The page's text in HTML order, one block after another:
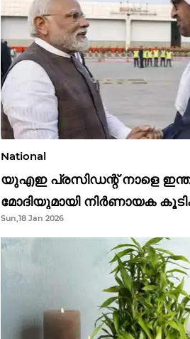
National
യുഎഇ പ്രസിഡന്റ് നാളെ
മോദിയുമായി നിർണായക
Sun,18 Jan 2026